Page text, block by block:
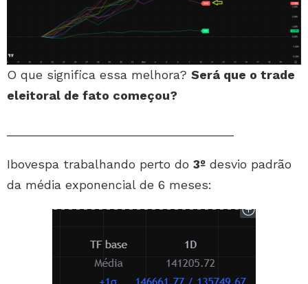
O que significa essa melhora? Será que o trade
eleitoral de fato começou?
Ibovespa trabalhando perto do 3º desvio padrão
da média exponencial de 6 meses: